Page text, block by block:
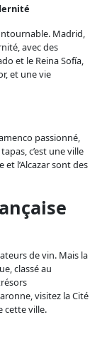
Madrid,
avec des
et le Reina Sofía,
et une vie
passionné,
c’est une ville
l’Alcazar sont des
de vin. Mais la
classé au
visitez la Cité
cette ville.